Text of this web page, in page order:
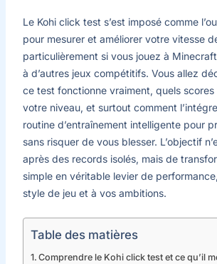
Le Kohi click test s’est imposé comme
pour mesurer et améliorer votre vitesse
particulièrement si vous jouez à
à d’autres jeux compétitifs. Vous allez
ce test fonctionne vraiment, quels scores
votre niveau, et surtout comment
routine d’entraînement intelligente pour
sans risquer de vous blesser. L’objectif
après des records isolés, mais de
simple en véritable levier de
style de jeu et à vos ambitions.
Table des matières
Comprendre le Kohi click test et ce qu’il